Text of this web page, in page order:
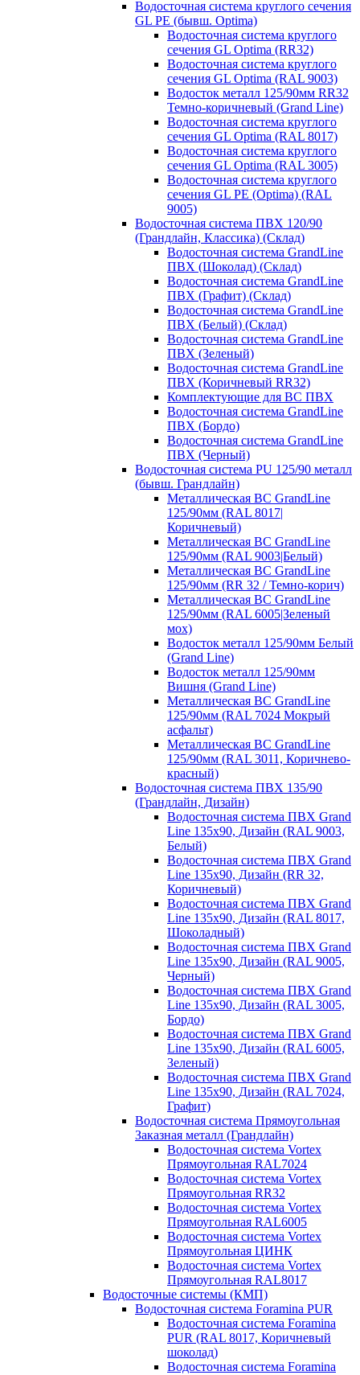
Водосточная система круглого сечения
GL PE (бывш. Optima)
Водосточная система круглого
сечения GL Optima (RR32)
Водосточная система круглого
сечения GL Optima (RAL 9003)
Водосток металл 125/90мм RR32
Темно-коричневый (Grand Line)
Водосточная система круглого
сечения GL Optima (RAL 8017)
Водосточная система круглого
сечения GL Optima (RAL 3005)
Водосточная система круглого
сечения GL PE (Optima) (RAL
9005)
Водосточная система ПВХ 120/90
(Грандлайн, Классика) (Склад)
Водосточная система GrandLine
ПВХ (Шоколад) (Склад)
Водосточная система GrandLine
ПВХ (Графит) (Склад)
Водосточная система GrandLine
ПВХ (Белый) (Склад)
Водосточная система GrandLine
ПВХ (Зеленый)
Водосточная система GrandLine
ПВХ (Коричневый RR32)
Комплектующие для ВС ПВХ
Водосточная система GrandLine
ПВХ (Бордо)
Водосточная система GrandLine
ПВХ (Черный)
Водосточная система PU 125/90 металл
(бывш. Грандлайн)
Металлическая ВС GrandLine
125/90мм (RAL 8017|
Коричневый)
Металлическая ВС GrandLine
125/90мм (RAL 9003|Белый)
Металлическая ВС GrandLine
125/90мм (RR 32 / Темно-корич)
Металлическая ВС GrandLine
125/90мм (RAL 6005|Зеленый
мох)
Водосток металл 125/90мм Белый
(Grand Line)
Водосток металл 125/90мм
Вишня (Grand Line)
Металлическая ВС GrandLine
125/90мм (RAL 7024 Мокрый
асфальт)
Металлическая ВС GrandLine
125/90мм (RAL 3011, Коричнево-
красный)
Водосточная система ПВХ 135/90
(Грандлайн, Дизайн)
Водосточная система ПВХ Grand
Line 135х90, Дизайн (RAL 9003,
Белый)
Водосточная система ПВХ Grand
Line 135х90, Дизайн (RR 32,
Коричневый)
Водосточная система ПВХ Grand
Line 135х90, Дизайн (RAL 8017,
Шоколадный)
Водосточная система ПВХ Grand
Line 135х90, Дизайн (RAL 9005,
Черный)
Водосточная система ПВХ Grand
Line 135х90, Дизайн (RAL 3005,
Бордо)
Водосточная система ПВХ Grand
Line 135х90, Дизайн (RAL 6005,
Зеленый)
Водосточная система ПВХ Grand
Line 135х90, Дизайн (RAL 7024,
Графит)
Водосточная система Прямоугольная
Заказная металл (Грандлайн)
Водосточная система Vortex
Прямоугольная RAL7024
Водосточная система Vortex
Прямоугольная RR32
Водосточная система Vortex
Прямоугольная RAL6005
Водосточная система Vortex
Прямоугольная ЦИНК
Водосточная система Vortex
Прямоугольная RAL8017
Водосточные системы (КМП)
Водосточная система Foramina PUR
Водосточная система Foramina
PUR (RAL 8017, Коричневый
шоколад)
Водосточная система Foramina